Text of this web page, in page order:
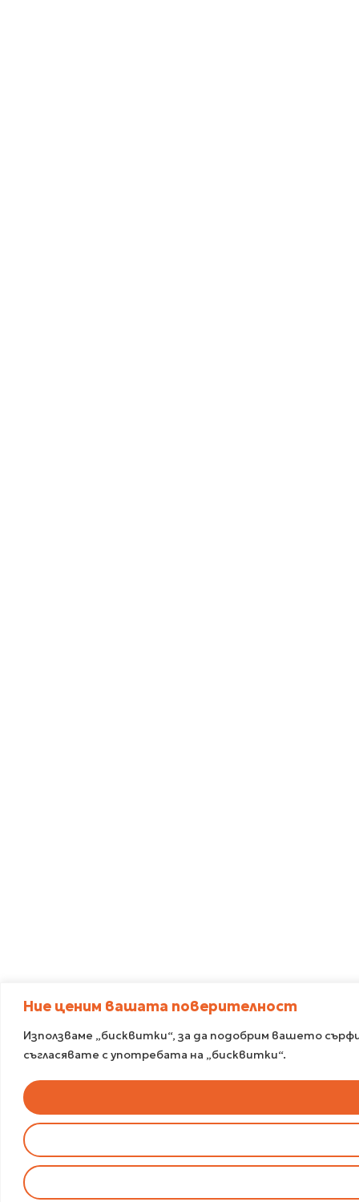
Ние ценим вашата поверителност
Използваме „бисквитки“, за да подобрим вашето
съгласявате с употребата на „бисквитки“.